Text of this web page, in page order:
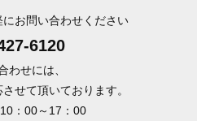
お問い合わせください
6120
わせには、
せて頂いております。
：00～17：00